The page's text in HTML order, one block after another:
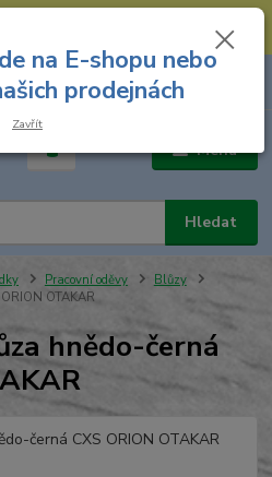
--- Prodejna nářadí: 731 449 423 --
Menu
Hledat
za
Pracovní oděvy
Blůzy
OTAKAR
hnědo-černá
na E-shopu nebo
prodejnách
Zavřít